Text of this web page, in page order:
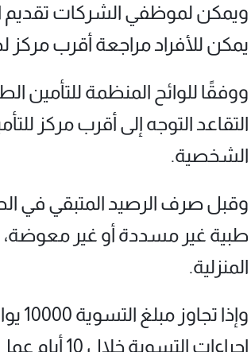
ويمكن لموظفي الشركات تقديم
يمكن للأفراد مراجعة أقرب
ووفقًا للوائح المنظمة للتأمين
التقاعد التوجه إلى أقرب مركز
الشخصية.
وقبل صرف الرصيد المتبقي في
طبية غير مسددة أو غير معوضة،
المنزلية.
إجراءات التسوية خلال 10 أيام عمل من تاريخ حجز الموعد.